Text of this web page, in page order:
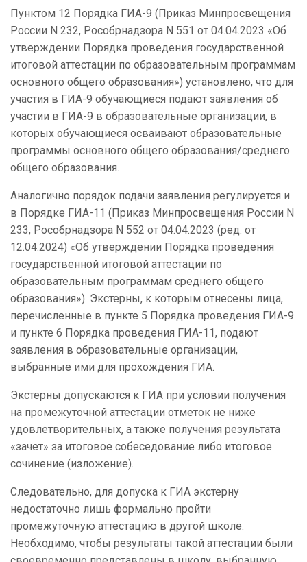
Пунктом 12 Порядка ГИА-9 (Приказ Минпросвещения
России N 232, Рособрнадзора N 551 от 04.04.2023 «Об
утверждении Порядка проведения государственной
итоговой аттестации по образовательным программам
основного общего образования») установлено, что для
участия в ГИА-9 обучающиеся подают заявления об
участии в ГИА-9 в образовательные организации, в
которых обучающиеся осваивают образовательные
программы основного общего образования/среднего
общего образования.
Аналогично порядок подачи заявления регулируется и
в Порядке ГИА-11 (Приказ Минпросвещения России N
233, Рособрнадзора N 552 от 04.04.2023 (ред. от
12.04.2024) «Об утверждении Порядка проведения
государственной итоговой аттестации по
образовательным программам среднего общего
образования»). Экстерны, к которым отнесены лица,
перечисленные в пункте 5 Порядка проведения ГИА-9
и пункте 6 Порядка проведения ГИА-11, подают
заявления в образовательные организации,
выбранные ими для прохождения ГИА.
Экстерны допускаются к ГИА при условии получения
на промежуточной аттестации отметок не ниже
удовлетворительных, а также получения результата
«зачет» за итоговое собеседование либо итоговое
сочинение (изложение).
Следовательно, для допуска к ГИА экстерну
недостаточно лишь формально пройти
промежуточную аттестацию в другой школе.
Необходимо, чтобы результаты такой аттестации были